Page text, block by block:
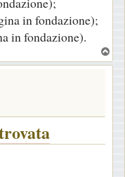
in fondazione);
in fondazione).
o